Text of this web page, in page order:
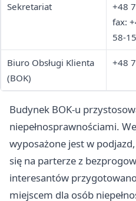
Sekretariat
+48
fax:
58-15
Biuro Obsługi Klienta
(BOK)
+48
Budynek BOK-u
niepełnosprawnościami.
wyposażone jest w
się na parterze z
interesantów
miejscem dla osób